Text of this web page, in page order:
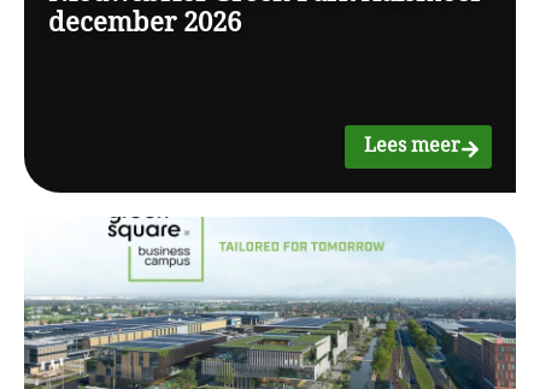
december 2026
Lees meer